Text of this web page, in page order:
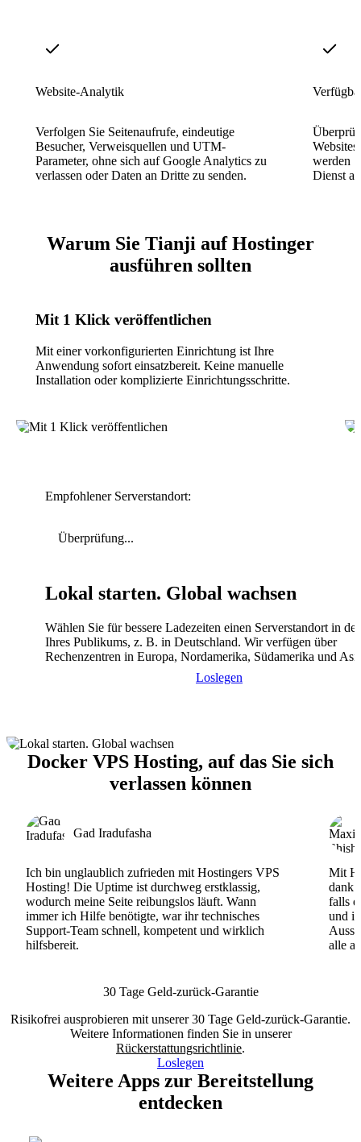
Website-Analytik
Verfolgen Sie Seitenaufrufe, eindeutige
Besucher, Verweisquellen und UTM-
Parameter, ohne sich auf Google Analytics zu
verlassen oder Daten an Dritte zu senden.
werden
Dienst
Warum Sie Tianji auf Hostinger
ausführen sollten
Mit 1 Klick veröffentlichen
Mit einer vorkonfigurierten Einrichtung ist Ihre
Anwendung sofort einsatzbereit. Keine manuelle
Installation oder komplizierte Einrichtungsschritte.
Empfohlener Serverstandort:
Überprüfung...
Lokal starten. Global wachsen
Wählen Sie für bessere Ladezeiten einen Serverstandort in
Ihres Publikums, z. B. in Deutschland. Wir verfügen über
Rechenzentren in Europa, Nordamerika, Südamerika und
Loslegen
Docker VPS Hosting, auf das Sie sich
verlassen können
Gad Iradufasha
Ich bin unglaublich zufrieden mit Hostingers VPS
Hosting! Die Uptime ist durchweg erstklassig,
wodurch meine Seite reibungslos läuft. Wann
immer ich Hilfe benötigte, war ihr technisches
Support-Team schnell, kompetent und wirklich
hilfsbereit.
Mit
dank
falls
und
alle
30 Tage Geld-zurück-Garantie
Risikofrei ausprobieren mit unserer 30 Tage Geld-zurück-Garantie.
Weitere Informationen finden Sie in unserer
Rückerstattungsrichtlinie.
Loslegen
Weitere Apps zur Bereitstellung
entdecken